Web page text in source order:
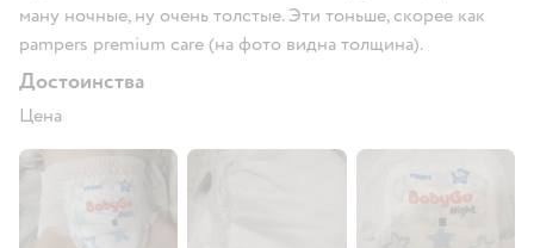
ману ночные, ну очень толстые. Эти тоньше, скорее как
pampers premium care (на фото видна толщина).
Достоинства
Цена